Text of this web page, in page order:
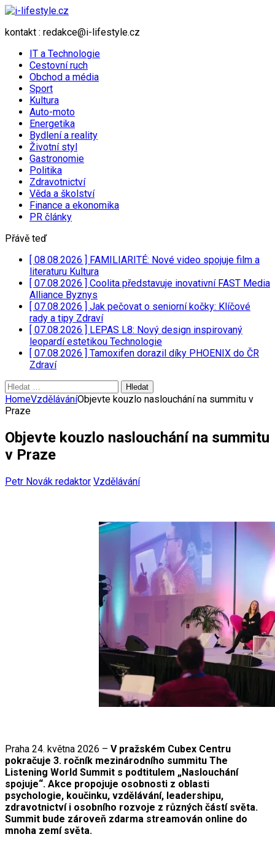
kontakt : redakce@i-lifestyle.cz
IT a Technologie
Cestovní ruch
Obchod a média
Sport
Kultura
Auto-moto
Energetika
Bydlení a reality
Životní styl
Gastronomie
Politika
Zdravotnictví
Věda a školství
Finance a ekonomika
PR články
Přávě teď
[ 08.08.2026 ] FAMILIARITÉ: Nové video spojuje film a
literaturu Kultura
[ 07.08.2026 ] Coolita představuje inovativní FAST Media
Alliance Byznys
[ 07.08.2026 ] Jak pečovat o seniorní kočky: Klíčové
rady a tipy Zdraví
[ 07.08.2026 ] LEPAS L8: Nový design inspirovaný
leopardí estetikou Technologie
[ 07.08.2026 ] Tamoxifen dorazil díky PHOENIX do ČR
Zdraví
Vyhledávání
HomeVzděláváníObjevte kouzlo naslouchání na summitu v
Praze
Objevte kouzlo naslouchání na summitu
v Praze
Petr Novák redaktor Vzdělávání
Praha 24. května 2026 – V pražském Cubex Centru
pokračuje 3. ročník mezinárodního summitu The
Listening World Summit s podtitulem „Naslouchání
spojuje“. Akce propojuje osobnosti z oblasti
psychologie, koučinku, vzdělávání, leadershipu,
zdravotnictví i osobního rozvoje z různých částí světa.
Summit bude zároveň zdarma streamován online do
mnoha zemí světa.